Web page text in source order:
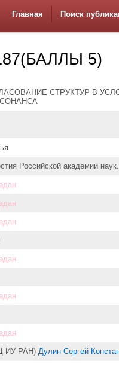
Главная Поиск
5)
СТРУКТУР В
Российской академии
ИУ РАН) Дулин Сергей